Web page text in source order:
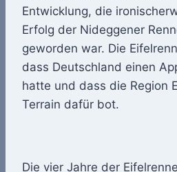
Entwicklung, die
Erfolg der Nideggener
geworden war. Die
dass Deutschland einen
hatte und dass die Region
Terrain dafür bot.
Die vier Jahre der